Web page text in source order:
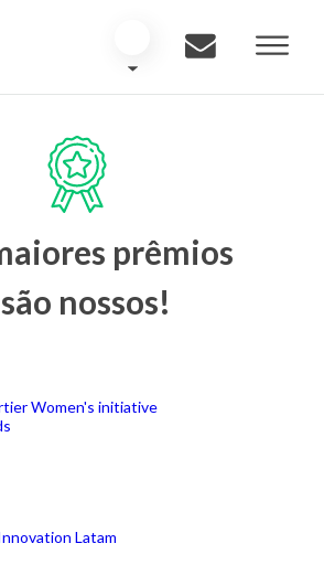
prêmios
são nossos!